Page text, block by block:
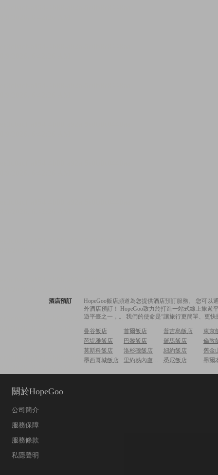
酒店預訂
HopeGoo飯店頻道為您提供酒店預訂服務。 您可
外酒店預訂！ HopeGoo致力於打造一站式線上旅
遊平臺之一，。 我們的使命是“讓旅行更簡單、更
曼谷飯店 首爾飯店 普吉島飯店
東京
芭堤雅飯店
巴黎飯店 羅馬飯店
倫敦
莫斯科飯店
洛杉磯飯店 紐約飯店
舊金
墨西哥城飯店
里約熱內盧飯店 悉尼飯店 墨爾
關於HopeGoo
公司簡介
服務保障
服務條款
私隱聲明